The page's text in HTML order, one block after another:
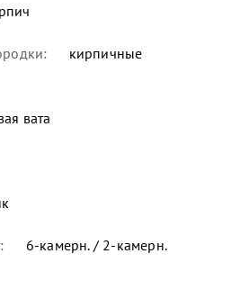
кирпичные
вата
6-камерн. / 2-камерн.